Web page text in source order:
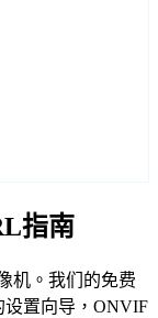
指南
机。我们的免费
设置向导，ONVIF